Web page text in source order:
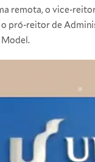
remota, o vice-
pró-reitor de
Model.